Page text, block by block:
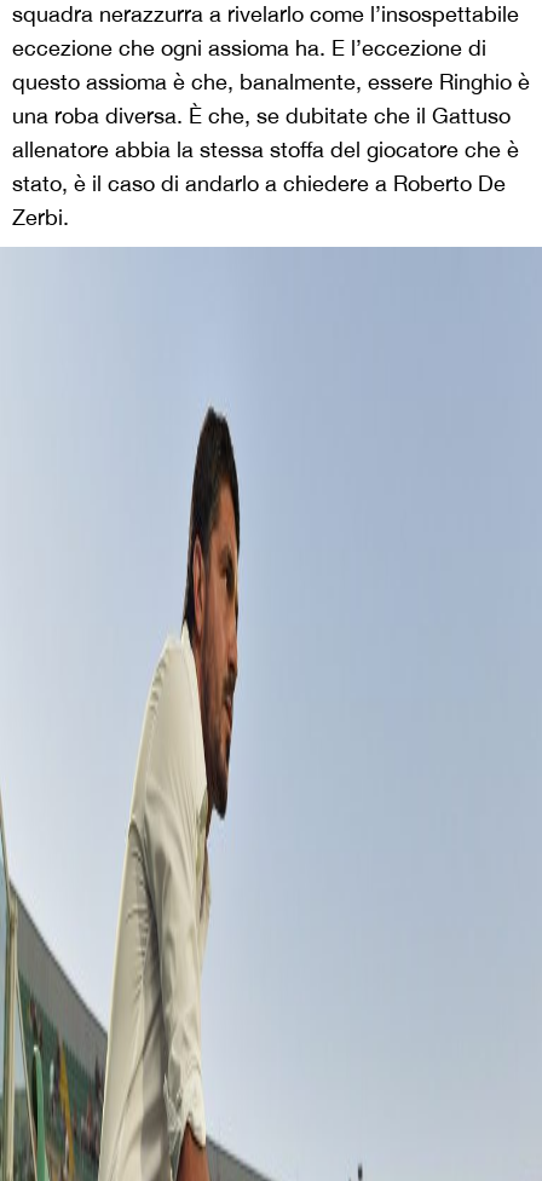
squadra nerazzurra a rivelarlo come l’insospettabile
eccezione che ogni assioma ha. E l’eccezione di
questo assioma è che, banalmente, essere Ringhio è
una roba diversa. È che, se dubitate che il Gattuso
allenatore abbia la stessa stoffa del giocatore che è
stato, è il caso di andarlo a chiedere a Roberto De
Zerbi.